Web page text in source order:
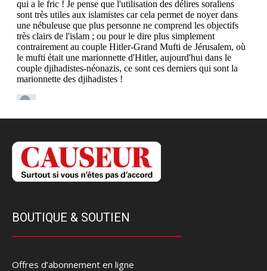
BOUTIQUE & SOUTIEN
Offres d’abonnement en ligne